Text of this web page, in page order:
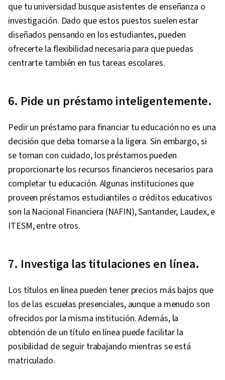
que tu universidad busque asistentes de enseñanza o
investigación. Dado que estos puestos suelen estar
diseñados pensando en los estudiantes, pueden
ofrecerte la flexibilidad necesaria para que puedas
centrarte también en tus tareas escolares.
6. Pide un préstamo inteligentemente.
Pedir un préstamo para financiar tu educación no es una
decisión que deba tomarse a la ligera. Sin embargo, si
se toman con cuidado, los préstamos pueden
proporcionarte los recursos financieros necesarios para
completar tu educación. Algunas instituciones que
proveen préstamos estudiantiles o créditos educativos
son la Nacional Financiera (NAFIN), Santander, Laudex, e
ITESM, entre otros.
7. Investiga las titulaciones en línea.
Los títulos en línea pueden tener precios más bajos que
los de las escuelas presenciales, aunque a menudo son
ofrecidos por la misma institución. Además, la
obtención de un título en línea puede facilitar la
posibilidad de seguir trabajando mientras se está
matriculado.